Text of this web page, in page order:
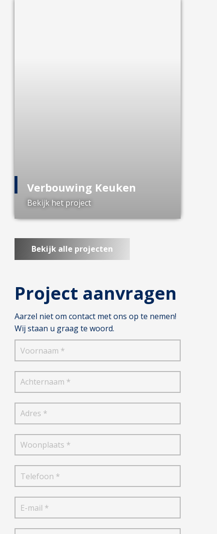
Project aanvragen
Aarzel niet om contact met ons op te nemen!
Wij staan u graag te woord.
Verbouwing Keuken
Bekijk het project
Bekijk alle projecten